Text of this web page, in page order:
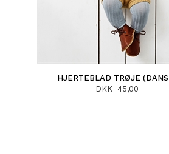
HJERTEBLAD TRØJE
DKK 45,00